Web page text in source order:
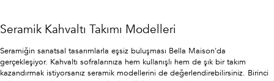
Seramik Kahvaltı Takımı Modelleri
Seramiğin sanatsal tasarımlarla eşsiz buluşması Bella Maison'da
gerçekleşiyor. Kahvaltı sofralarınıza hem kullanışlı hem de şık bir takım
kazandırmak istiyorsanız seramik modellerini de değerlendirebilirsiniz. Birinci